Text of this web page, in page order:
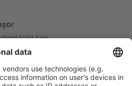
tale.
cu opțiune gratuită de anulare.